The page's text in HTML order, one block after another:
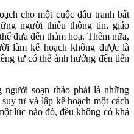
cho một cuộc đấu tranh bất
người thiếu thông tin, giáo
đưa đến thảm hoạ. Thêm nữa,
làm kế hoạch không được là
tư có thể ảnh hưởng đến tiến
soạn thảo phải là những
tư và lập kế hoạch một cách
lúc nào đó, đều không có khả